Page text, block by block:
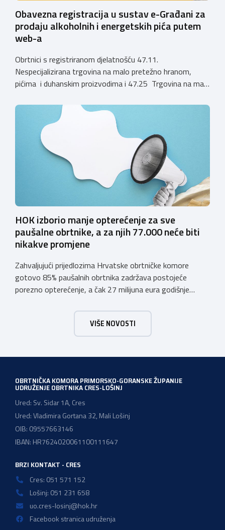
Obavezna registracija u sustav e-Građani za
prodaju alkoholnih i energetskih pića putem
web-a
Obrtnici s registriranom djelatnošću 47.11.
Nespecijalizirana trgovina na malo pretežno hranom,
pićima i duhanskim proizvodima i 47.25 Trgovina na malo
koja sadrže alkohol i energetska pića dužni su uskladiti
svoje poslovne procese i osigurati tehničko rješenje za
vjerodostojnu provjeru punoljetnosti kupca putem
sustava e-Građani ili putem mobilne […]
HOK izborio manje opterećenje za sve
paušalne obrtnike, a za njih 77.000 neće biti
nikakve promjene
Zahvaljujući prijedlozima Hrvatske obrtničke komore
gotovo 85% paušalnih obrtnika zadržava postojeće
porezno opterećenje, a čak 27 milijuna eura godišnje
komora pozdravlja odluku Vlade Republike Hrvatske da u
konačnom prijedlogu poreznih izmjena prihvati ključne
prijedloge HOK-a iznesene tijekom intenzivnog dijaloga s
VIŠE NOVOSTI
OBRTNIČKA KOMORA PRIMORSKO-GORANSKE ŽUPANIJE
UDRUŽENJE OBRTNIKA CRES-LOŠINJ
Ured: Sv. Sidar 1A, Cres
Ured: Vladimira Gortana 32, Mali Lošinj
OIB: 09557663146
IBAN: HR7624020061100111647
BRZI KONTAKT - CRES
Cres: 051 571 152
Lošinj: 051 231 658
uo.cres-losinj@hok.hr
Facebook stranica udruženja